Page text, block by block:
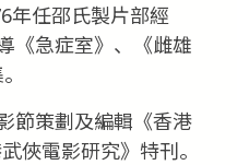
年任邵氏製片部經
《急症室》、《雌雄
節策劃及編輯《香港
俠電影研究》特刊。